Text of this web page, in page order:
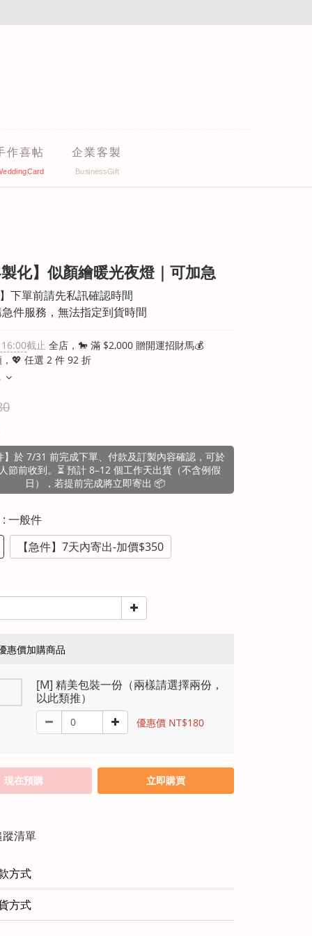
作喜帖 企業客製
化】似顏繪暖光夜燈｜可加急
下單前請先私訊確認時間
件服務，無法指定到貨時間
截止 全店，🐎 滿 $2,000 贈開運招財馬💰
💖 任選 2 件 92 折
】於 7/31 前完成下單、付款及訂製內容確認，可於
節前收到。⏳ 預計 8–12 個工作天出貨（不含例假
日），若提前完成將立即寄出 📦
: 一般件
【急件】7天內寄出-加價$350
惠價加購商品
[M] 精美包裝一份（兩樣請選擇兩份，
以此類推）
優惠價 NT$180
現在預購 立即購買
清單
方式
方式